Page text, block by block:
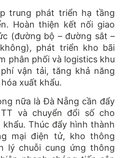
trung phát triển hạ tầng
Hoàn thiện kết nối giao
(đường bộ – đường sắt –
phát triển kho bãi
phân phối và logistics khu
vận tải, tăng khả năng
xuất khẩu.
nữa là Đà Nẵng cần đẩy
và chuyển đổi số cho
Thúc đẩy hình thành
mại điện tử, kho thông
lý chuỗi cung ứng thông